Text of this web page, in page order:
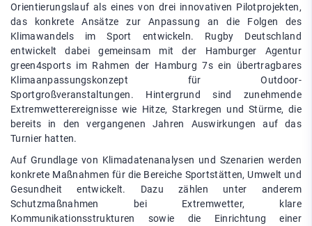
Orientierungslauf als eines von drei innovativen Pilotprojekten,
das konkrete Ansätze zur Anpassung an die Folgen des
Klimawandels im Sport entwickeln. Rugby Deutschland
entwickelt dabei gemeinsam mit der Hamburger Agentur
green4sports im Rahmen der Hamburg 7s ein übertragbares
Klimaanpassungskonzept für Outdoor-
Sportgroßveranstaltungen. Hintergrund sind zunehmende
Extremwetterereignisse wie Hitze, Starkregen und Stürme, die
bereits in den vergangenen Jahren Auswirkungen auf das
Turnier hatten.
Auf Grundlage von Klimadatenanalysen und Szenarien werden
konkrete Maßnahmen für die Bereiche Sportstätten, Umwelt und
Gesundheit entwickelt. Dazu zählen unter anderem
Schutzmaßnahmen bei Extremwetter, klare
Kommunikationsstrukturen sowie die Einrichtung einer